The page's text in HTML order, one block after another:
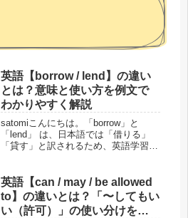
英語【borrow / lend】の違い
とは？意味と使い方を例文で
わかりやすく解説
satomiこんにちは。「borrow」と
「lend」 は、日本語では「借りる」
「貸す」と訳されるため、英語学習者
「rent」もあり、「どれを使えばいい
の？」と迷ってしまう...
英語【can / may / be allowed
to】の違いとは？「〜してもい
い（許可）」の使い分けを例